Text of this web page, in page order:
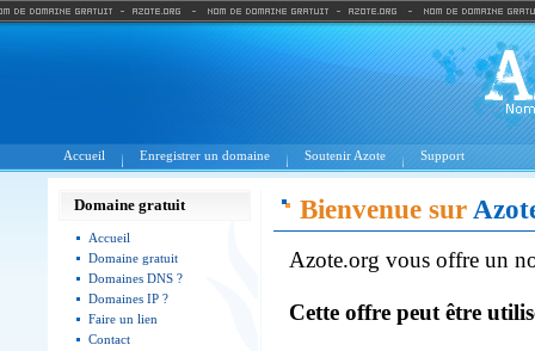
Accueil Enregistrer un domaine Soutenir Azote Support
Domaine gratuit
Accueil
Domaine gratuit
Domaines DNS ?
Domaines IP ?
Faire un lien
Contact
Bienvenue sur
Azote.org vous offre un
Cette offre peut être